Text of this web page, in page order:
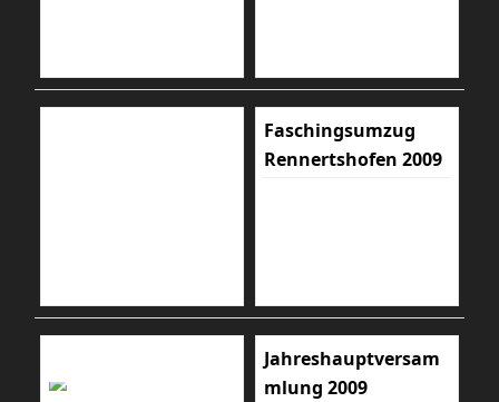
Faschingsumzug
Rennertshofen 2009
Jahreshauptversam
mlung 2009